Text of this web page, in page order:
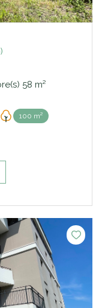
Maison 3 pièce(s) 1 chambre(s) 58 m²
100 m²